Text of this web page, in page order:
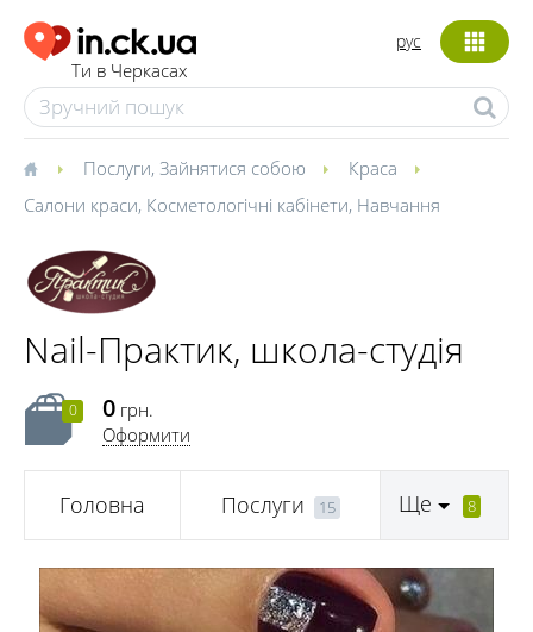
Ти в Черкасах
рус
Послуги, Зайнятися собою
Краса
Салони краси, Косметологічні кабінети, Навчання
Nail-Практик, школа-студія
0 0 грн.
Оформити
Головна Послуги 15 Ще 8